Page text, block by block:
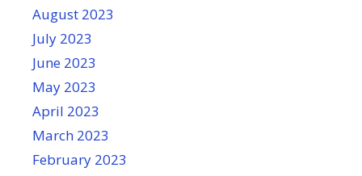
August 2023
July 2023
June 2023
May 2023
April 2023
March 2023
February 2023